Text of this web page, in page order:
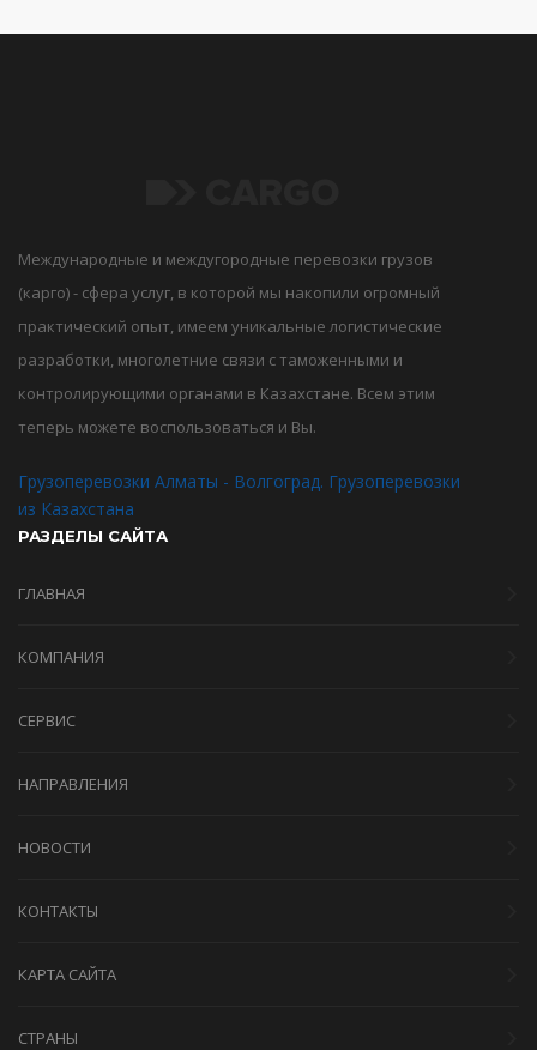
Международные и междугородные перевозки грузов
(карго) - сфера услуг, в которой мы накопили огромный
практический опыт, имеем уникальные логистические
разработки, многолетние связи с таможенными и
контролирующими органами в Казахстане. Всем этим
теперь можете воспользоваться и Вы.
Грузоперевозки Алматы - Волгоград. Грузоперевозки
из Казахстана
РАЗДЕЛЫ САЙТА
ГЛАВНАЯ
КОМПАНИЯ
СЕРВИС
НАПРАВЛЕНИЯ
НОВОСТИ
КОНТАКТЫ
КАРТА САЙТА
СТРАНЫ